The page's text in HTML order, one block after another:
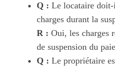
Q : Le locataire
charges durant la
R : Oui, les charges
de suspension du
Q : Le propriétaire